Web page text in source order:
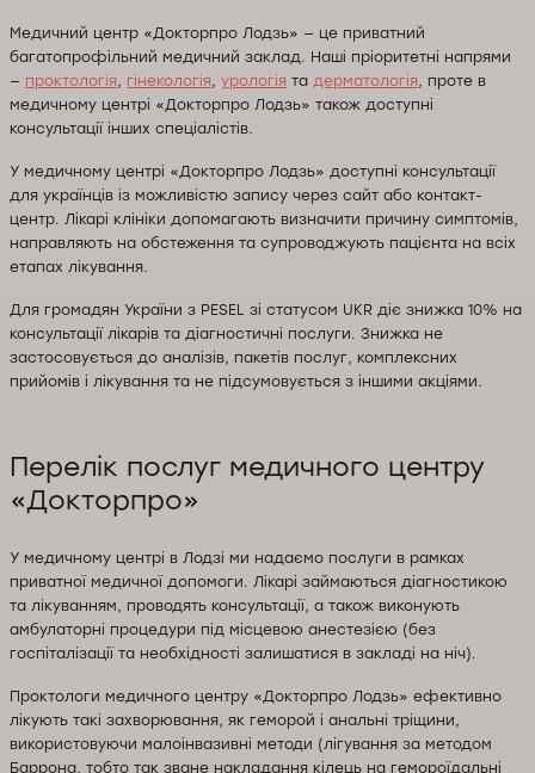
Медичний центр «Докторпро Лодзь» — це приватний
багатопрофільний медичний заклад. Наші пріоритетні напрями
— проктологія, гінекологія, урологія та дерматологія, проте в
медичному центрі «Докторпро Лодзь» також доступні
консультації інших спеціалістів.
У медичному центрі «Докторпро Лодзь» доступні консультації
для українців із можливістю запису через сайт або контакт-
центр. Лікарі клініки допомагають визначити причину симптомів,
направляють на обстеження та супроводжують пацієнта на всіх
етапах лікування.
Для громадян України з PESEL зі статусом UKR діє знижка 10% на
консультації лікарів та діагностичні послуги. Знижка не
застосовується до аналізів, пакетів послуг, комплексних
прийомів і лікування та не підсумовується з іншими акціями.
Перелік послуг медичного центру
«Докторпро»
У медичному центрі в Лодзі ми надаємо послуги в рамках
приватної медичної допомоги. Лікарі займаються діагностикою
та лікуванням, проводять консультації, а також виконують
амбулаторні процедури під місцевою анестезією (без
госпіталізації та необхідності залишатися в закладі на ніч).
Проктологи медичного центру «Докторпро Лодзь» ефективно
лікують такі захворювання, як геморой і анальні тріщини,
використовуючи малоінвазивні методи (лігування за методом
Баррона, тобто так зване накладання кілець на гемороїдальні